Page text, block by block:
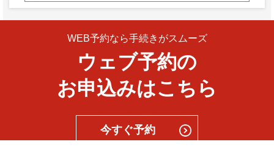
WEB予約なら手続きがスムーズ
ウェブ予約の
お申込みはこちら
今すぐ予約